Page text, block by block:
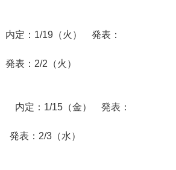
定：1/19（火） 発表：
表：2/2（火）
内定：1/15（金） 発表：
発表：2/3（水）